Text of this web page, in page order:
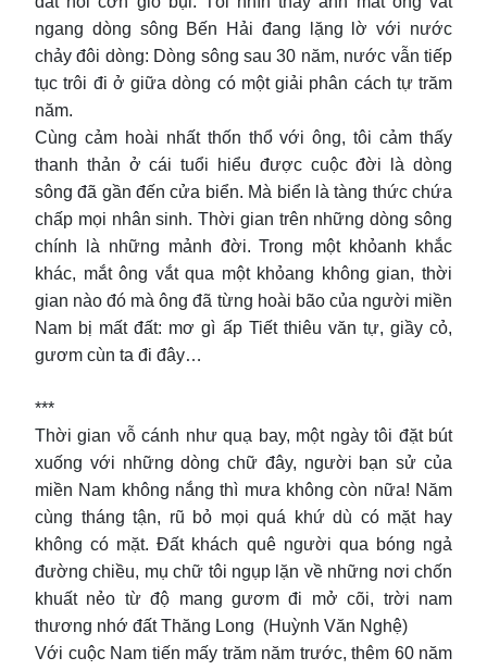
ngang dòng sông Bến Hải đang lặng lờ với nước
chảy đôi dòng: Dòng sông sau 30 năm, nước vẫn tiếp
tục trôi đi ở giữa dòng có một giải phân cách tự trăm
năm.
Cùng cảm hoài nhất thốn thổ với ông, tôi cảm thấy
thanh thản ở cái tuổi hiểu được cuộc đời là dòng
sông đã gần đến cửa biển. Mà biển là tàng thức chứa
chấp mọi nhân sinh. Thời gian trên những dòng sông
chính là những mảnh đời. Trong một khỏanh khắc
khác, mắt ông vắt qua một khỏang không gian, thời
gian nào đó mà ông đã từng hoài bão của người miền
Nam bị mất đất: mơ gì ấp Tiết thiêu văn tự, giầy cỏ,
gươm cùn ta đi đây…
***
Thời gian vỗ cánh như quạ bay, một ngày tôi đặt bút
xuống với những dòng chữ đây, người bạn sử của
miền Nam không nắng thì mưa không còn nữa! Năm
cùng tháng tận, rũ bỏ mọi quá khứ dù có mặt hay
không có mặt. Đất khách quê người qua bóng ngả
đường chiều, mụ chữ tôi ngụp lặn về những nơi chốn
khuất nẻo từ độ mang gươm đi mở cõi, trời nam
thương nhớ đất Thăng Long (Huỳnh Văn Nghệ)
Với cuộc Nam tiến mấy trăm năm trước, thêm 60 năm